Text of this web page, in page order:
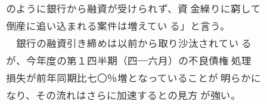
のように銀行から融資が受けられず、資 金繰りに窮して
倒産に追い込まれる案件は増えてい る」と言う。
銀行の融資引き締めは以前から取り沙汰されてい る
が、今年度の第１四半期（四─六月）の不良債権 処理
損失が前年同期比七〇％増となっていることが 明らかに
なり、その流れはさらに加速するとの見方 が強い。